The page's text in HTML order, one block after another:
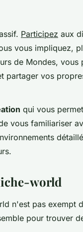
Participez aux
vous impliquez,
de Mondes, vous
partager vos
qui vous
vous familiariser
world
n'est pas exempt
pour trouver